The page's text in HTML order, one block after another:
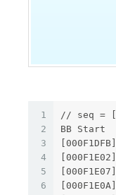
1
2
3
4
5
6
// seq
BB Start